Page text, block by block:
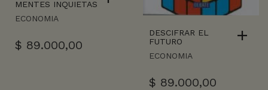
MENTES INQUIETAS
ECONOMIA
$ 89.000,00
DESCIFRAR EL
FUTURO
ECONOMIA
$ 89.000,00